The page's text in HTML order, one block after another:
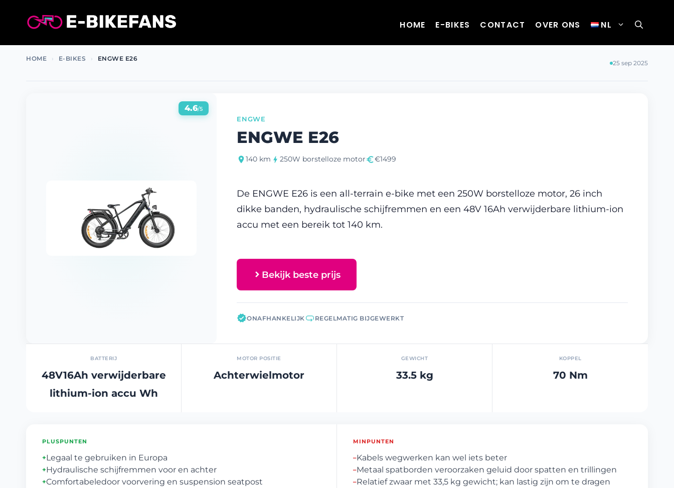
inhoud
HOME E-BIKES CONTACT OVER ONS NL
HOME › E-BIKES › ENGWE E26
25 sep 2025
4.6/5
ENGWE
ENGWE E26
140 km 250W borstelloze motor €1499
De ENGWE E26 is een all-terrain e-bike met een 250W borstelloze motor, 26 inch
dikke banden, hydraulische schijfremmen en een 48V 16Ah verwijderbare lithium-ion
accu met een bereik tot 140 km.
Bekijk beste prijs
ONAFHANKELIJK REGELMATIG BIJGEWERKT
BATTERIJ
48V16Ah verwijderbare
lithium-ion accu Wh
MOTOR POSITIE
Achterwielmotor
GEWICHT
33.5 kg
KOPPEL
70 Nm
PLUSPUNTEN
+Legaal te gebruiken in Europa
+Hydraulische schijfremmen voor en achter
+Comfortabeledoor voorvering en suspension seatpost
MINPUNTEN
–Kabels wegwerken kan wel iets beter
–Metaal spatborden veroorzaken geluid door spatten en trillingen
–Relatief zwaar met 33,5 kg gewicht; kan lastig zijn om te dragen